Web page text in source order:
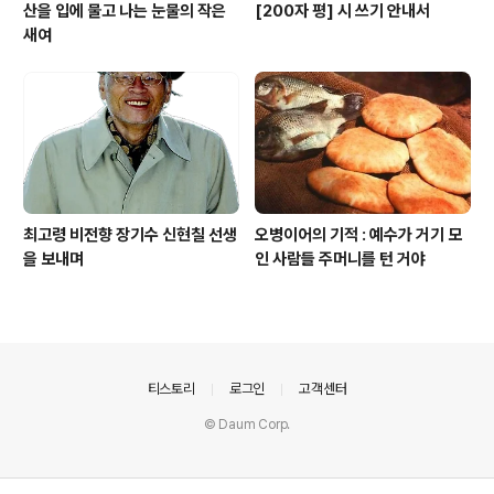
산을 입에 물고 나는 눈물의 작은
새여
[200자 평] 시 쓰기 안내서
최고령 비전향 장기수 신현칠 선생
을 보내며
오병이어의 기적 : 예수가 거기 모
인 사람들 주머니를 턴 거야
티스토리 로그인 고객센터
© Daum Corp.